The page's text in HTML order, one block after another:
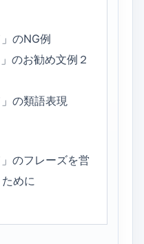
のNG例
のお勧め文例２
」の類語表現
のフレーズを営
めに